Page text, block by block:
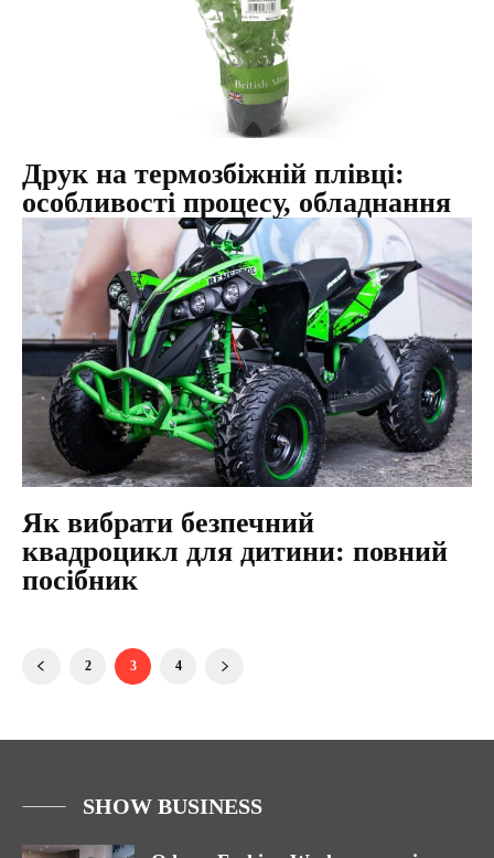
Друк на термозбіжній плівці:
особливості процесу, обладнання
Як вибрати безпечний
квадроцикл для дитини: повний
посібник
2 3 4
SHOW BUSINESS